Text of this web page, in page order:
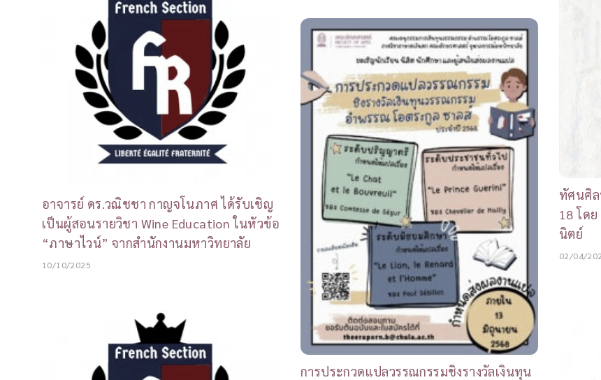
อาจารย์ ดร.วณิชชา กาญจโนภาศ ได้รับเชิญ
เป็นผู้สอนรายวิชา Wine Education ในหัวข้อ
“ภาษาไวน์” จากสำนักงานมหาวิทยาลัย
10/10/2025
การประกวดแปลวรรณกรรมชิงรางวัลเงินทุน
ทัศนศิล
18 โด
นิตย์
02/04/